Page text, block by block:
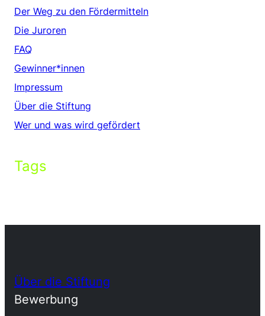
Der Weg zu den Fördermitteln
Die Juroren
FAQ
Gewinner*innen
Impressum
Über die Stiftung
Wer und was wird gefördert
Tags
Über die Stiftung
Bewerbung